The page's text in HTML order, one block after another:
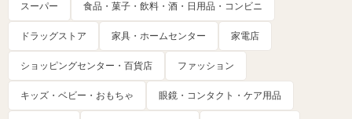
スーパー 食品・菓子・飲料・酒・日用品・コンビニ
ドラッグストア 家具・ホームセンター 家電店
ショッピングセンター・百貨店 ファッション
キッズ・ベビー・おもちゃ 眼鏡・コンタクト・ケア用品